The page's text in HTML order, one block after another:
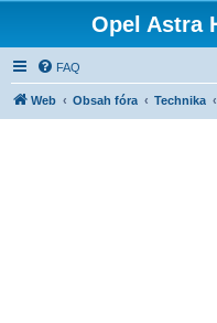
Opel Astra
FAQ
Web Obsah fóra Technika